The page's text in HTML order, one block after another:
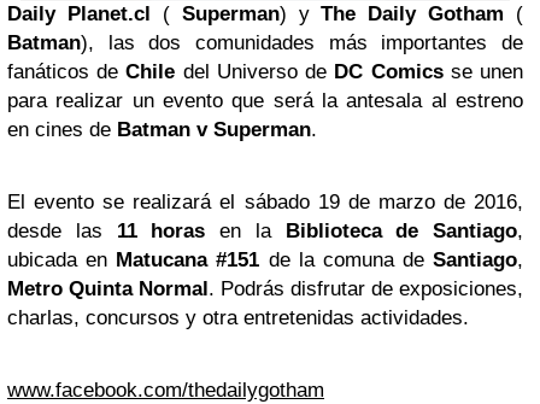
Daily Planet.cl ( Superman) yThe Daily Gotham (
Batman), las dos comunidades más importantes de
fanáticos deChile del Universo de DC Comicsse unen
para realizar un evento que será la antesala al estreno
en cines de Batman v Superman.
El evento se realizará el sábado 19 de marzo de 2016,
desde las 11 horas en la Biblioteca de Santiago,
ubicada en Matucana #151 de la comuna de Santiago,
Metro Quinta Normal . Podrás disfrutar de exposiciones,
charlas, concursos y otra entretenidas actividades.
www.facebook.com/thedailygotham